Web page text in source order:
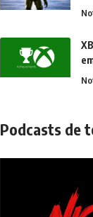
Podcasts de